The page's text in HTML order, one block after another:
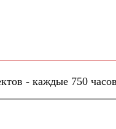
- каждые 750